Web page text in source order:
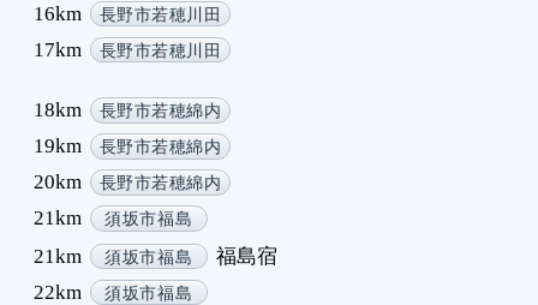
16km
長野市若穂川田
17km 長野市若穂川田
18km 長野市若穂綿内
19km 長野市若穂綿内
20km 長野市若穂綿内
21km 須坂市福島
21km 須坂市福島
福島宿
22km
須坂市福島